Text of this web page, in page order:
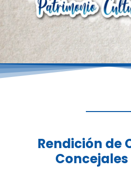
Rendición de
Concejales